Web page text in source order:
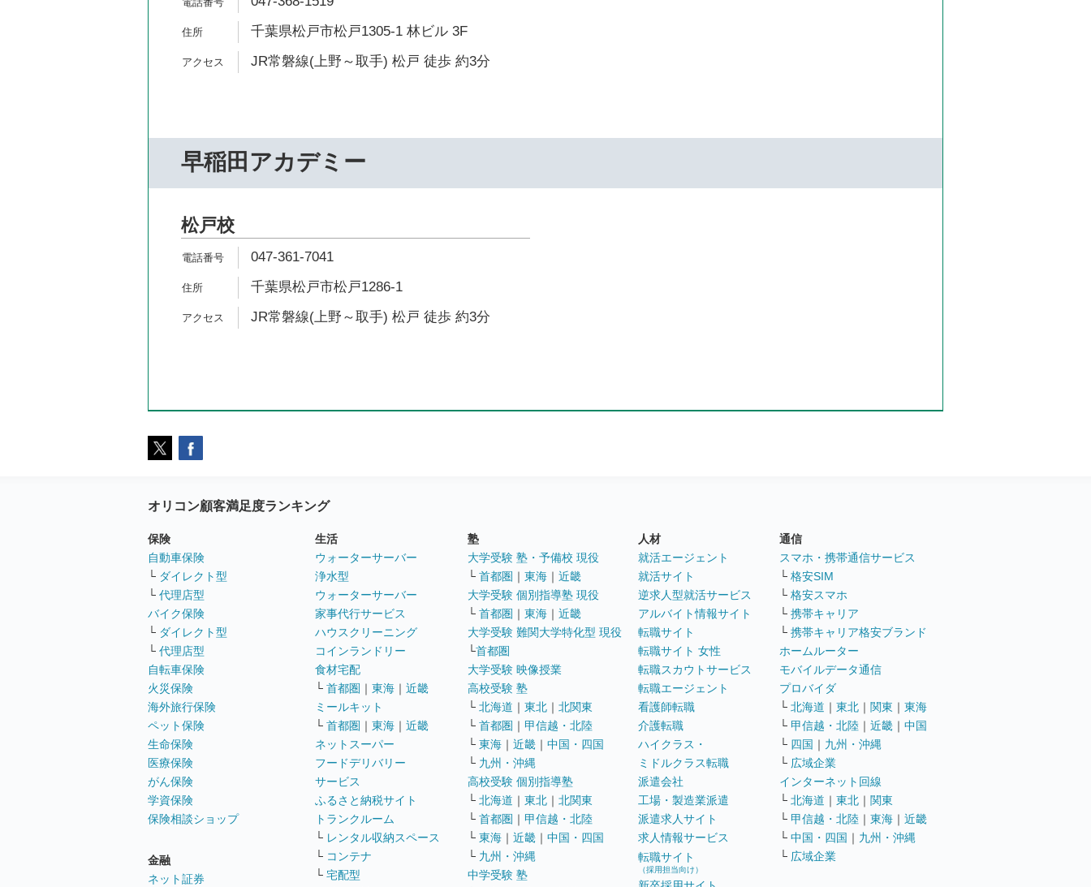
千葉県松戸市松戸1305-1 林ビル 3F
JR常磐線(上野～取手) 松戸 徒歩 約3分
早稲田アカデミー
松戸校
047-361-7041
千葉県松戸市松戸1286-1
JR常磐線(上野～取手) 松戸 徒歩 約3分
オリコン顧客満足度ランキング
保険
自動車保険
└ ダイレクト型
└ 代理店型
バイク保険
└ ダイレクト型
└ 代理店型
自転車保険
火災保険
海外旅行保険
ペット保険
生命保険
医療保険
がん保険
学資保険
保険相談ショップ
金融
ネット証券
生活
ウォーターサーバー
浄水型
ウォーターサーバー
家事代行サービス
ハウスクリーニング
コインランドリー
食材宅配
└ 首都圏 ｜ 東海 ｜ 近畿
ミールキット
└ 首都圏 ｜ 東海 ｜ 近畿
ネットスーパー
フードデリバリー
サービス
ふるさと納税サイト
トランクルーム
└ レンタル収納スペース
└ コンテナ
└ 宅配型
塾
大学受験 塾・予備校 現役
└ 首都圏 ｜ 東海 ｜ 近畿
大学受験 個別指導塾 現役
└ 首都圏 ｜ 東海 ｜ 近畿
大学受験 難関大学特化型 現役
└首都圏
大学受験 映像授業
高校受験 塾
└ 北海道 ｜ 東北 ｜ 北関東
└ 首都圏 ｜ 甲信越・北陸
└ 東海 ｜ 近畿 ｜ 中国・四国
└ 九州・沖縄
高校受験 個別指導塾
└ 北海道 ｜ 東北 ｜ 北関東
└ 首都圏 ｜ 甲信越・北陸
└ 東海 ｜ 近畿 ｜ 中国・四国
└ 九州・沖縄
中学受験 塾
人材
就活エージェント
就活サイト
逆求人型就活サービス
アルバイト情報サイト
転職サイト
転職サイト 女性
転職スカウトサービス
転職エージェント
看護師転職
介護転職
ハイクラス・
ミドルクラス転職
派遣会社
工場・製造業派遣
派遣求人サイト
求人情報サービス
転職サイト
（採用担当向け）
通信
スマホ・携帯通信サービス
└ 格安SIM
└ 格安スマホ
└ 携帯キャリア
└ 携帯キャリア格安ブランド
ホームルーター
モバイルデータ通信
プロバイダ
└ 北海道 ｜ 東北 ｜ 関東 ｜ 東海
└ 甲信越・北陸 ｜ 近畿 ｜ 中国
└ 四国 ｜ 九州・沖縄
└ 広域企業
インターネット回線
└ 北海道 ｜ 東北 ｜ 関東
└ 甲信越・北陸 ｜ 東海 ｜ 近畿
└ 中国・四国 ｜ 九州・沖縄
└ 広域企業